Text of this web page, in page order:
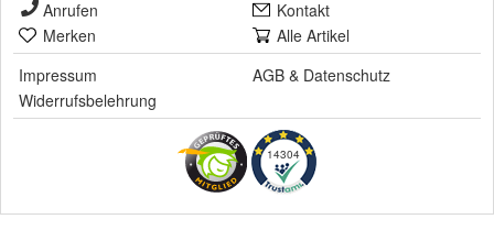
Anrufen
Kontakt
Merken
Alle Artikel
Impressum
AGB & Datenschutz
Widerrufsbelehrung
14304